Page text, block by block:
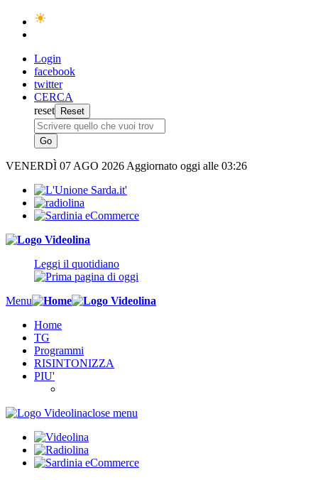
Login
facebook
twitter
CERCA
reset
VENERDÌ 07 AGO 2026 Aggiornato oggi alle 03:26
Leggi il quotidiano
Menu
Home
TG
Programmi
RISINTONIZZA
PIU'
close menu